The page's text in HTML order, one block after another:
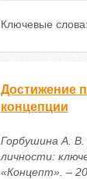
Ключевые слова:
Достижение
концепции
Горбушина А. В.
личности:
«Концепт». –